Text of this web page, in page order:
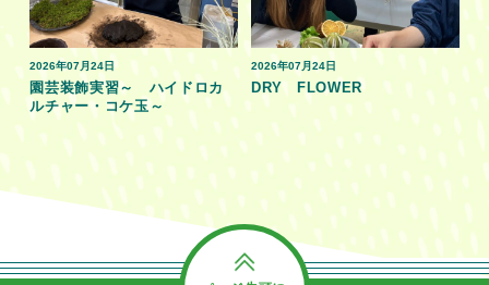
2026年07月24日
園芸装飾実習～ ハイドロカ
ルチャー・コケ玉～
2026年07月24日
DRY FLOWER